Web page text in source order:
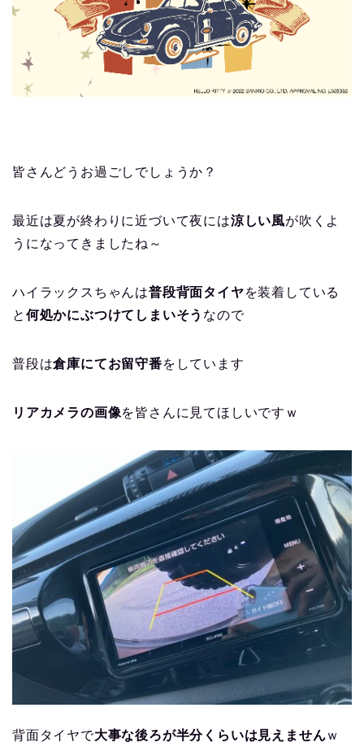
皆さんどうお過ごしでしょうか？
最近は夏が終わりに近づいて夜には涼しい風が吹くよ
うになってきましたね～
ハイラックスちゃんは普段背面タイヤを装着している
と 何処かにぶつけてしまいそう なので
普段は倉庫にてお留守番をしています
リアカメラの画像を皆さんに見てほしいですｗ
背面タイヤで大事な後ろが半分くらいは見えませんｗ